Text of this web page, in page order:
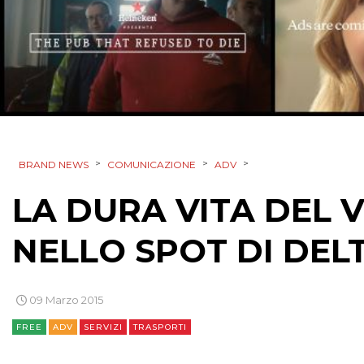
BRAND NEWS > COMUNICAZIONE > ADV >
LA DURA VITA DEL
NELLO SPOT DI
09 Marzo 2015
FREE ADV SERVIZI TRASPORTI